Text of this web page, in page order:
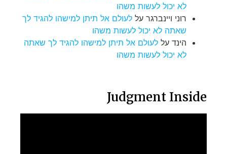
לא יכול לעשות משהו
רוני ויינברגר על לעולם אל תיתן למישהו להגיד לך
שאתה לא יכול לעשות משהו
הינד על לעולם אל תיתן למישהו להגיד לך שאתה
לא יכול לעשות משהו
Judgment Inside